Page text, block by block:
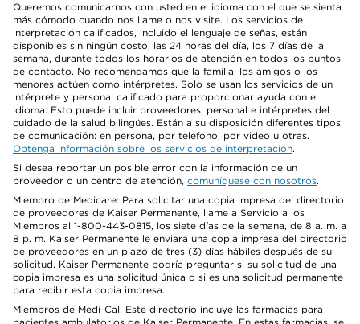
Queremos comunicarnos con usted en el idioma con el que se sienta
más cómodo cuando nos llame o nos visite. Los servicios de
interpretación calificados, incluido el lenguaje de señas, están
disponibles sin ningún costo, las 24 horas del día, los 7 días de la
semana, durante todos los horarios de atención en todos los puntos
de contacto. No recomendamos que la familia, los amigos o los
menores actúen como intérpretes. Solo se usan los servicios de un
intérprete y personal calificado para proporcionar ayuda con el
idioma. Esto puede incluir proveedores, personal e intérpretes del
cuidado de la salud bilingües. Están a su disposición diferentes tipos
de comunicación: en persona, por teléfono, por video u otras.
Obtenga información sobre los servicios de interpretación.
Si desea reportar un posible error con la información de un
proveedor o un centro de atención, comuníquese con nosotros.
Miembro de Medicare: Para solicitar una copia impresa del directorio
de proveedores de Kaiser Permanente, llame a Servicio a los
Miembros al 1-800-443-0815, los siete días de la semana, de 8 a. m. a
8 p. m. Kaiser Permanente le enviará una copia impresa del directorio
de proveedores en un plazo de tres (3) días hábiles después de su
solicitud. Kaiser Permanente podría preguntar si su solicitud de una
copia impresa es una solicitud única o si es una solicitud permanente
para recibir esta copia impresa.
Miembros de Medi-Cal: Este directorio incluye las farmacias para